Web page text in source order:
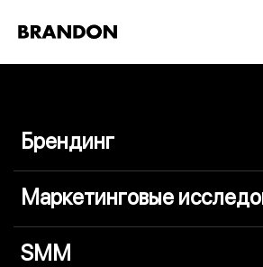
Брендинг
Маркетинговые
SMM